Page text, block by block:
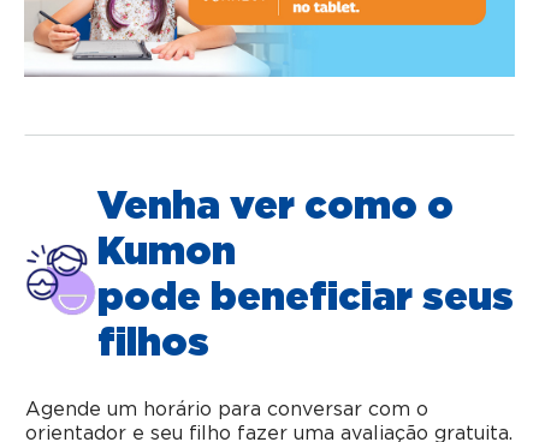
Venha ver como o
Kumon
pode beneficiar seus
filhos
Agende um horário para conversar com o
orientador e seu filho fazer uma avaliação gratuita.